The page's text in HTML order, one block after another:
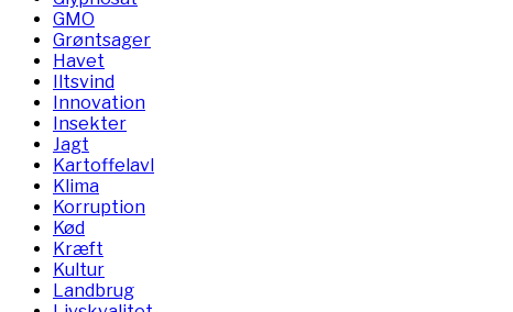
GMO
Grøntsager
Havet
Iltsvind
Innovation
Insekter
Jagt
Kartoffelavl
Klima
Korruption
Kød
Kræft
Kultur
Landbrug